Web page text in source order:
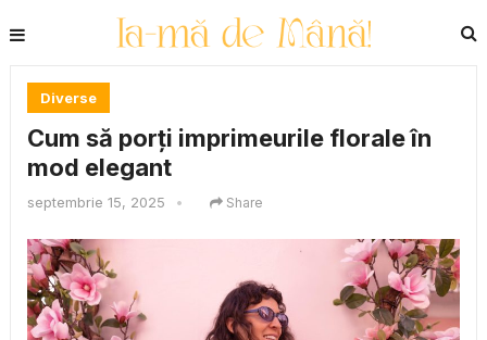
Diverse
Cum să porți imprimeurile florale în
mod elegant
septembrie 15, 2025 • Share